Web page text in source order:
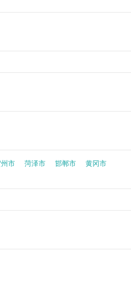
市 菏泽市 邯郸市 黄冈市